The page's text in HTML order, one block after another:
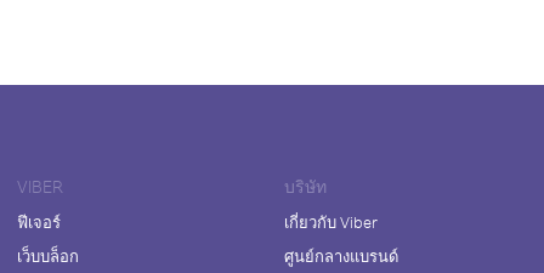
VIBER
ฟีเจอร์
เว็บบล็อก
บริษัท
เกี่ยวกับ Viber
ศูนย์กลางแบรนด์